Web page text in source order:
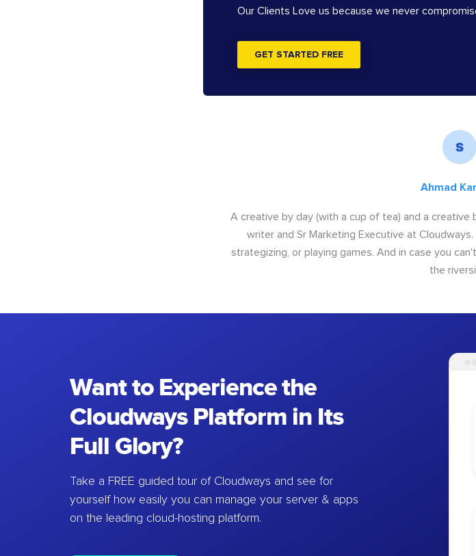
Our Clients Love us because we never
GET STARTED FREE
Ahmad
A creative by day (with a cup of tea) and a creative
writer and Sr Marketing Executive at
strategizing, or playing games. And in case you
the
Want to Experience the
Cloudways Platform in Its
Full Glory?
Take a FREE guided tour of Cloudways and see for
yourself how easily you can manage your server & apps
on the leading cloud-hosting platform.